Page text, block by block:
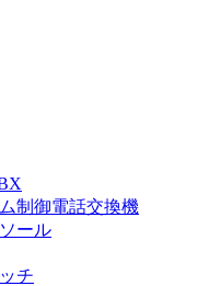
制御電話交換機
ール
チ